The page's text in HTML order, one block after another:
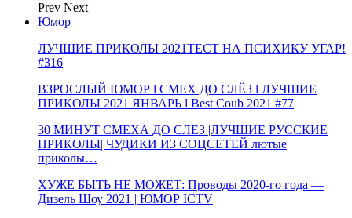
Prev Next
Юмор
ЛУЧШИЕ ПРИКОЛЫ 2021ТЕСТ НА ПСИХИКУ УГАР!
#316
ВЗРОСЛЫЙ ЮМОР l СМЕХ ДО СЛЁЗ l ЛУЧШИЕ
ПРИКОЛЫ 2021 ЯНВАРЬ l Best Coub 2021 #77
30 МИНУТ СМЕХА ДО СЛЕЗ |ЛУЧШИЕ РУССКИЕ
ПРИКОЛЫ| ЧУДИКИ ИЗ СОЦСЕТЕЙ лютые
приколы…
ХУЖЕ БЫТЬ НЕ МОЖЕТ: Проводы 2020-го года —
Дизель Шоу 2021 | ЮМОР ICTV